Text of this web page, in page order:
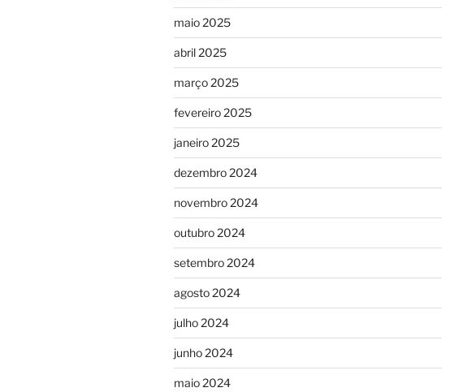
maio 2025
abril 2025
março 2025
fevereiro 2025
janeiro 2025
dezembro 2024
novembro 2024
outubro 2024
setembro 2024
agosto 2024
julho 2024
junho 2024
maio 2024